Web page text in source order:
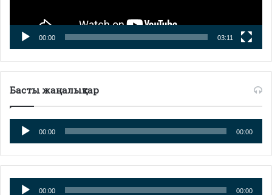
00:00 03:11
Басты жаңалықтар
Аудиоплеер
00:00 00:00
Аудиоплеер
00:00 00:00